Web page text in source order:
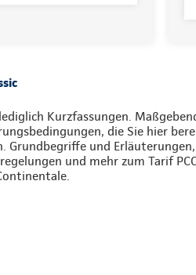
Kurzfassungen.
die Sie hier
Grundbegriffe und Erläuterungen,
und mehr zum Tarif